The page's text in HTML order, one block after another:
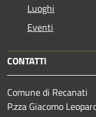
Luoghi
Eventi
CONTATTI
Comune di Recanati
P.zza Giacomo